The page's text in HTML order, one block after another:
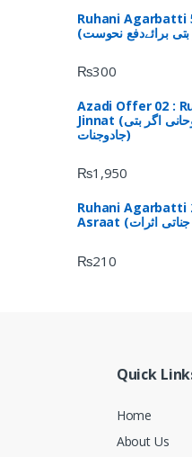
Ruhani Agarbatti
₨300
Azadi Offer 02 :
Jinnat (آزادی آفر02: روحانی اگر بتی
جادوجنات)
₨1,950
Ruhani Agarbatti
₨210
Quick
Home
About Us